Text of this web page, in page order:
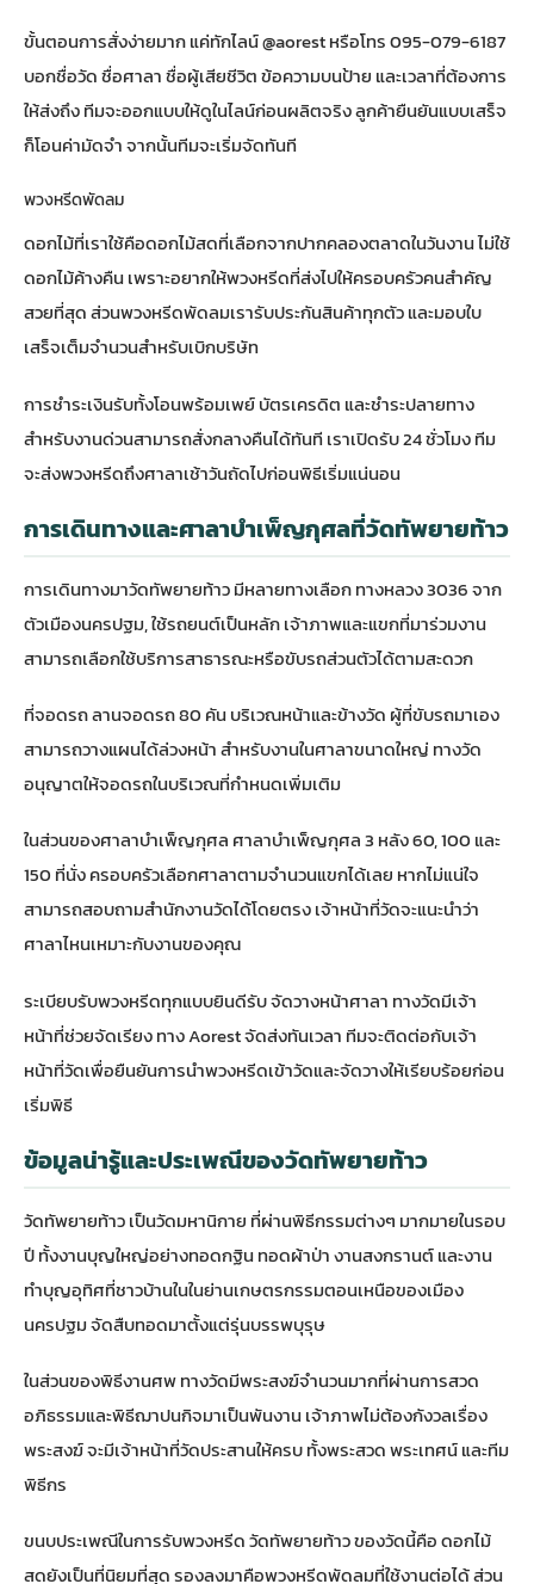
ขั้นตอนการสั่งง่ายมาก แค่ทักไลน์ @aorest หรือโทร 095-079-6187
บอกชื่อวัด ชื่อศาลา ชื่อผู้เสียชีวิต ข้อความบนป้าย และเวลาที่ต้องการ
ให้ส่งถึง ทีมจะออกแบบให้ดูในไลน์ก่อนผลิตจริง ลูกค้ายืนยันแบบเสร็จ
ก็โอนค่ามัดจำ จากนั้นทีมจะเริ่มจัดทันที
พวงหรีดพัดลม
ดอกไม้ที่เราใช้คือดอกไม้สดที่เลือกจากปากคลองตลาดในวันงาน ไม่ใช้
ดอกไม้ค้างคืน เพราะอยากให้พวงหรีดที่ส่งไปให้ครอบครัวคนสำคัญ
สวยที่สุด ส่วนพวงหรีดพัดลมเรารับประกันสินค้าทุกตัว และมอบใบ
เสร็จเต็มจำนวนสำหรับเบิกบริษัท
การชำระเงินรับทั้งโอนพร้อมเพย์ บัตรเครดิต และชำระปลายทาง
สำหรับงานด่วนสามารถสั่งกลางคืนได้ทันที เราเปิดรับ 24 ชั่วโมง ทีม
จะส่งพวงหรีดถึงศาลาเช้าวันถัดไปก่อนพิธีเริ่มแน่นอน
การเดินทางและศาลาบำเพ็ญกุศลที่วัดทัพยายท้าว
การเดินทางมาวัดทัพยายท้าว มีหลายทางเลือก ทางหลวง 3036 จาก
ตัวเมืองนครปฐม, ใช้รถยนต์เป็นหลัก เจ้าภาพและแขกที่มาร่วมงาน
สามารถเลือกใช้บริการสาธารณะหรือขับรถส่วนตัวได้ตามสะดวก
ที่จอดรถ ลานจอดรถ 80 คัน บริเวณหน้าและข้างวัด ผู้ที่ขับรถมาเอง
สามารถวางแผนได้ล่วงหน้า สำหรับงานในศาลาขนาดใหญ่ ทางวัด
อนุญาตให้จอดรถในบริเวณที่กำหนดเพิ่มเติม
ในส่วนของศาลาบำเพ็ญกุศล ศาลาบำเพ็ญกุศล 3 หลัง 60, 100 และ
150 ที่นั่ง ครอบครัวเลือกศาลาตามจำนวนแขกได้เลย หากไม่แน่ใจ
สามารถสอบถามสำนักงานวัดได้โดยตรง เจ้าหน้าที่วัดจะแนะนำว่า
ศาลาไหนเหมาะกับงานของคุณ
ระเบียบรับพวงหรีดทุกแบบยินดีรับ จัดวางหน้าศาลา ทางวัดมีเจ้า
หน้าที่ช่วยจัดเรียง ทาง Aorest จัดส่งทันเวลา ทีมจะติดต่อกับเจ้า
หน้าที่วัดเพื่อยืนยันการนำพวงหรีดเข้าวัดและจัดวางให้เรียบร้อยก่อน
เริ่มพิธี
ข้อมูลน่ารู้และประเพณีของวัดทัพยายท้าว
วัดทัพยายท้าว เป็นวัดมหานิกาย ที่ผ่านพิธีกรรมต่างๆ มากมายในรอบ
ปี ทั้งงานบุญใหญ่อย่างทอดกฐิน ทอดผ้าป่า งานสงกรานต์ และงาน
ทำบุญอุทิศที่ชาวบ้านในในย่านเกษตรกรรมตอนเหนือของเมือง
นครปฐม จัดสืบทอดมาตั้งแต่รุ่นบรรพบุรุษ
ในส่วนของพิธีงานศพ ทางวัดมีพระสงฆ์จำนวนมากที่ผ่านการสวด
อภิธรรมและพิธีฌาปนกิจมาเป็นพันงาน เจ้าภาพไม่ต้องกังวลเรื่อง
พระสงฆ์ จะมีเจ้าหน้าที่วัดประสานให้ครบ ทั้งพระสวด พระเทศน์ และทีม
พิธีกร
ขนบประเพณีในการรับพวงหรีด วัดทัพยายท้าว ของวัดนี้คือ ดอกไม้
สดยังเป็นที่นิยมที่สุด รองลงมาคือพวงหรีดพัดลมที่ใช้งานต่อได้ ส่วน